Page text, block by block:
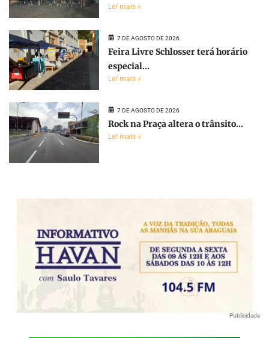
Ler mais »
7 DE AGOSTO DE 2026
Feira Livre Schlosser terá horário
especial...
Ler mais »
7 DE AGOSTO DE 2026
Rock na Praça altera o trânsito...
Ler mais »
Publicidade